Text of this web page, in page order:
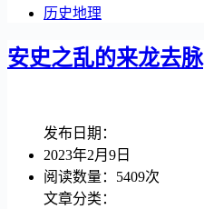
历史地理
安史之乱的来龙去脉
发布日期：
2023年2月9日
阅读数量：5409次
文章分类：